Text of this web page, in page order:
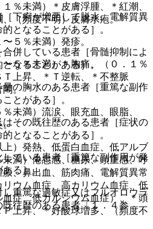
下痢が増悪して脱水、電解質異
となることがある］。
併している患者［骨髄抑制によ
なることがある］。
の胸水のある患者［重篤な副作
とがある］。
その既往歴のある患者［症状の
となることがある］。
ている患者［重篤な副作用が発
る］。
重篤な過敏症又はフルオロウラ
往歴のある患者〔１．４参
％未満）＊皮膚浮腫、＊紅潮、
（頻度不明）皮膚水疱。
５％未満）発疹。
５％未満）＊胸痛、（０．１％
上昇、＊Ｔ逆転、＊不整脈
悶。
未満）流涙、眼充血、眼脂、
。
）発熱、低蛋白血症、低アルブ
未満）倦怠感、糖尿、頭重感、呼
、鼻出血、筋肉痛、電解質異常
リウム血症、高カリウム血症、低
症、低カルシウム血症）、＊頭
上昇、＊好酸球増多、（頻度不